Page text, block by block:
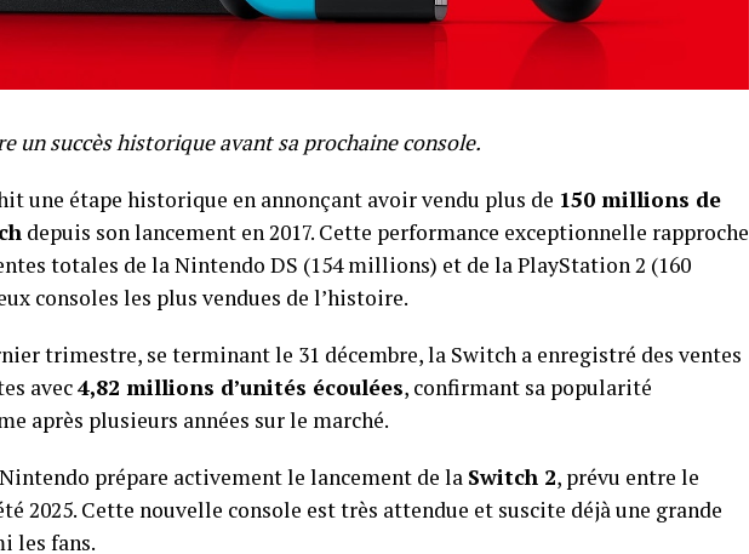
un succès historique avant sa prochaine console.
une étape historique en annonçant avoir vendu plus de 150 millions de
depuis son lancement en 2017. Cette performance exceptionnelle rapproche
totales de la Nintendo DS (154 millions) et de la PlayStation 2 (160
consoles les plus vendues de l’histoire.
trimestre, se terminant le 31 décembre, la Switch a enregistré des ventes
avec4,82 millions d’unités écoulées, confirmant sa popularité
après plusieurs années sur le marché.
prépare activement le lancement de la Switch 2, prévu entre le
2025. Cette nouvelle console est très attendue et suscite déjà une grande
les fans.